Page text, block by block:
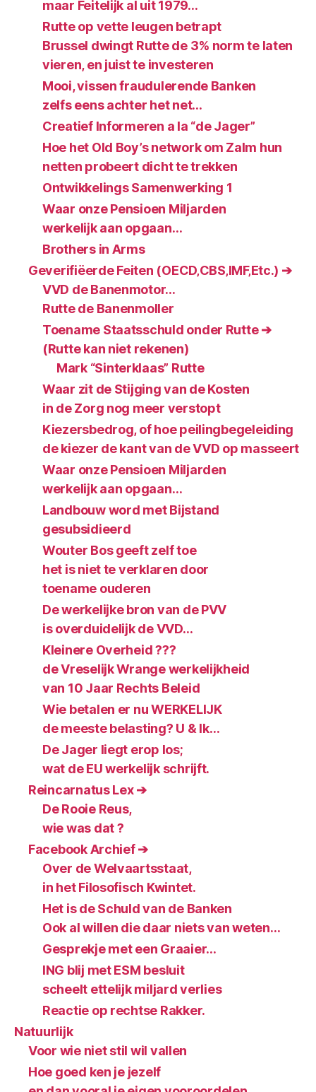
maar Feitelijk al uit 1979…
Rutte op vette leugen betrapt
Brussel dwingt Rutte de 3% norm te laten
vieren, en juist te investeren
Mooi, vissen fraudulerende Banken
zelfs eens achter het net…
Creatief Informeren a la “de Jager”
Hoe het Old Boy’s network om Zalm hun
netten probeert dicht te trekken
Ontwikkelings Samenwerking 1
Waar onze Pensioen Miljarden
werkelijk aan opgaan…
Brothers in Arms
Geverifiëerde Feiten (OECD‚CBS‚IMF‚Etc.) ➔
VVD de Banenmotor…
Rutte de Banenmoller
Toename Staatsschuld onder Rutte ➔
(Rutte kan niet rekenen)
Mark “Sinterklaas” Rutte
Waar zit de Stijging van de Kosten
in de Zorg nog meer verstopt
Kiezersbedrog, of hoe peilingbegeleiding
de kiezer de kant van de VVD op masseert
Waar onze Pensioen Miljarden
werkelijk aan opgaan…
Landbouw word met Bijstand
gesubsidieerd
Wouter Bos geeft zelf toe
het is niet te verklaren door
toename ouderen
De werkelijke bron van de PVV
is overduidelijk de VVD…
Kleinere Overheid ???
de Vreselijk Wrange werkelijkheid
van 10 Jaar Rechts Beleid
Wie betalen er nu WERKELIJK
de meeste belasting? U & Ik…
De Jager liegt erop los;
wat de EU werkelijk schrijft.
Reincarnatus Lex ➔
De Rooie Reus,
wie was dat ?
Facebook Archief ➔
Over de Welvaartsstaat,
in het Filosofisch Kwintet.
Het is de Schuld van de Banken
Ook al willen die daar niets van weten…
Gesprekje met een Graaier…
ING blij met ESM besluit
scheelt ettelijk miljard verlies
Reactie op rechtse Rakker.
Natuurlijk
Voor wie niet stil wil vallen
Hoe goed ken je jezelf